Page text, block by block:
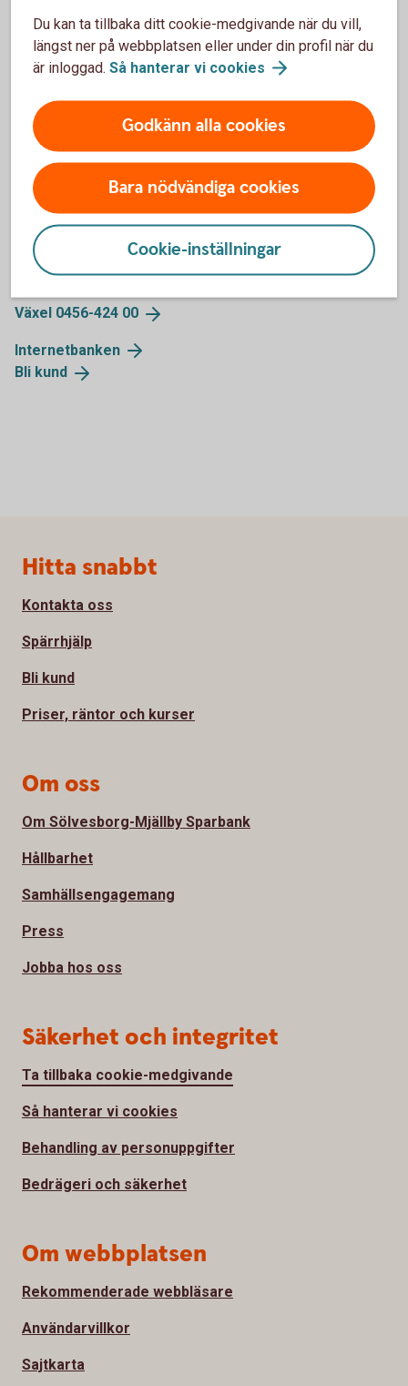
* Till exempel "topplån". Bolån i Sölvesborg-Mjällby
Sparbank, inte i Swedbank Hypotek.
Historiska Räntor Jordbrukskredit 1999-2011 (xlsx)
Kontakta oss
Skogs- och lantbruksspecialist näradig
Växel 0456-424 00
Internetbanken
Bli kund
Du kan ta tillbaka ditt cookie-medgivande när du vill,
längst ner på webbplatsen eller under din profil när du
är inloggad. Så hanterar vi cookies
Godkänn alla cookies
Bara nödvändiga cookies
Cookie-inställningar
Sidfot
Hitta snabbt
Kontakta oss
Spärrhjälp
Bli kund
Priser, räntor och kurser
Om oss
Om Sölvesborg-Mjällby Sparbank
Hållbarhet
Samhällsengagemang
Press
Jobba hos oss
Säkerhet och integritet
Ta tillbaka cookie-medgivande
Så hanterar vi cookies
Behandling av personuppgifter
Bedrägeri och säkerhet
Om webbplatsen
Rekommenderade webbläsare
Användarvillkor
Sajtkarta